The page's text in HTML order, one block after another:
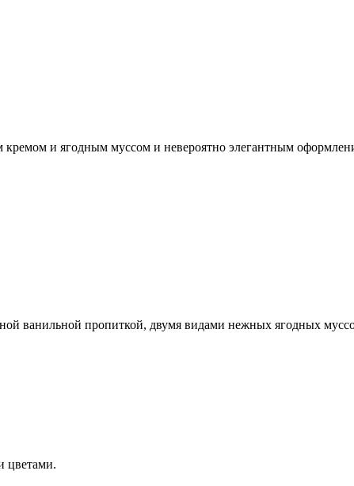
и ягодным муссом и невероятно элегантным
ванильной пропиткой, двумя видами нежных ягодных
цветами.